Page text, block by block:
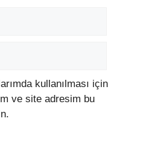
kullanılması için
ve site adresim bu